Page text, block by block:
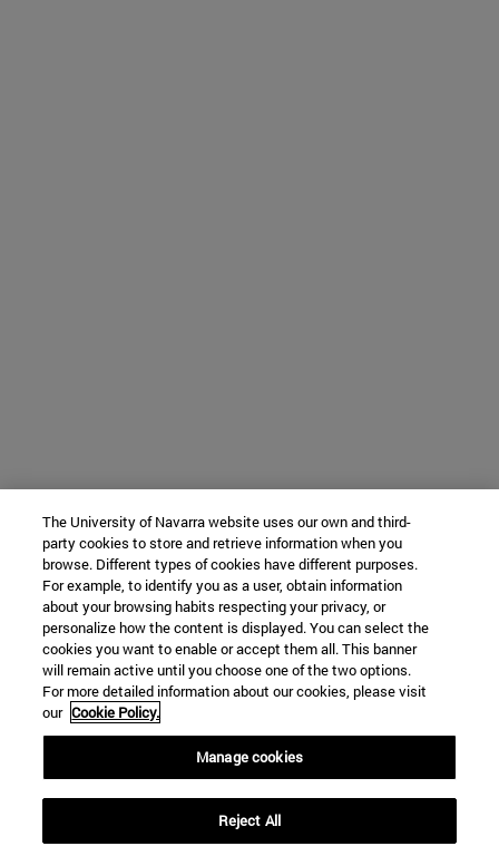
The University of Navarra website uses our own and third-
party cookies to store and retrieve information when you
browse. Different types of cookies have different purposes.
For example, to identify you as a user, obtain information
about your browsing habits respecting your privacy, or
personalize how the content is displayed. You can select the
cookies you want to enable or accept them all. This banner
will remain active until you choose one of the two options.
For more detailed information about our cookies, please visit
our Cookie Policy.
Manage cookies
Reject All